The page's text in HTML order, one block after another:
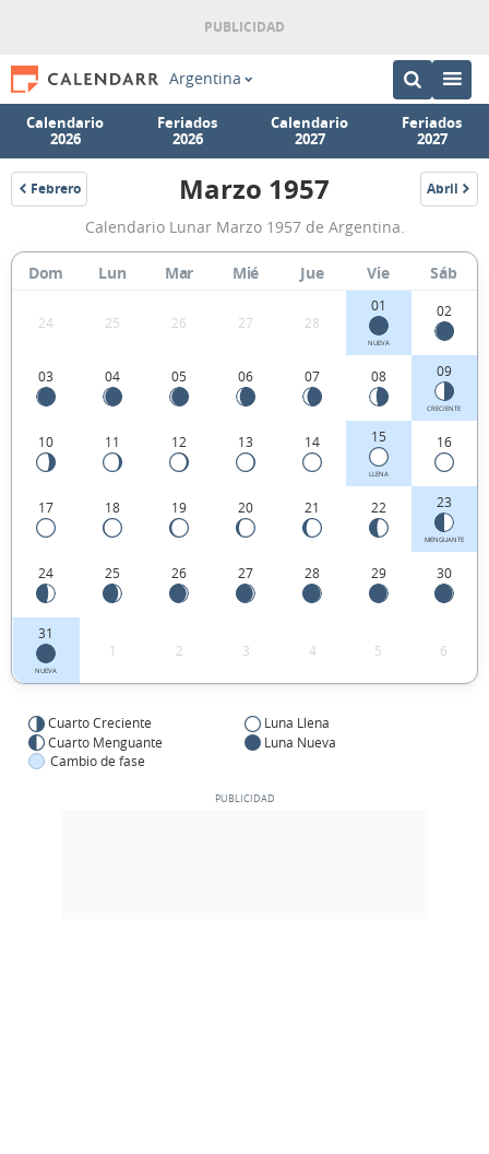
Argentina
Calendario
2026
Feriados
2026
Calendario
2027
Feriados
2027
Febrero
1957
Calendario
Lunar
Marzo
Argentina.
Marzo 1957 Abril
1957
Calendario Lunar Marzo 1957 de Argentina.
Dom Lun Mar Mié Jue Vie Sáb
24 25 26 27 28
01
NUEVA
02
03 04 05 06 07 08 09
CRECIENTE
10 11 12 13 14 15
LLENA
16
17 18 19 20 21 22 23
MENGUANTE
24 25 26 27 28 29 30
31
NUEVA
1 2 3 4 5 6
Cuarto Creciente
Luna Llena
Cuarto Menguante
Luna Nueva
Cambio de fase